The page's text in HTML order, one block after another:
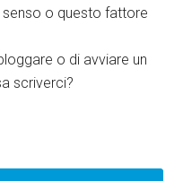
o questo fattore
o di avviare un
scriverci?